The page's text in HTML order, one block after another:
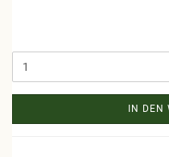
IN DEN